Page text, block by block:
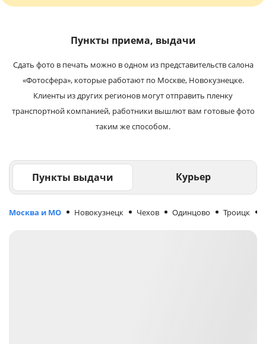
Пункты приема, выдачи
Сдать фото в печать можно в одном из представительств салона
«Фотосфера», которые работают по Москве, Новокузнецке.
Клиенты из других регионов могут отправить пленку
транспортной компанией, работники вышлют вам готовые фото
таким же способом.
Пункты выдачи Курьер
Москва и МО Новокузнецк Чехов Одинцово Троицк